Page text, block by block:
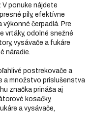
V ponuke nájdete
píly, efektívne
čerpadlá. Pre
vrtáky, odolné snežné
vysávače a fukáre
náradie.
postrekovače a
a množstvo príslušenstva
značka prináša aj
kosačky,
a vysávače,